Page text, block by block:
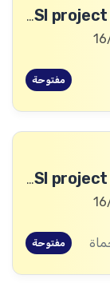
Pediatrician – Mobile Team for CASI project in Salamieh (CASI/16)
مفتوحة
Team Leader – Mobile Team for CASI project in Salamieh (CASI/17)
مفتوحة